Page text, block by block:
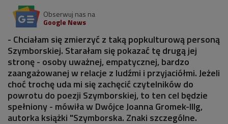
Obserwuj nas na
Google News
- Chciałam się zmierzyć z taką popkulturową personą
Szymborskiej. Starałam się pokazać tę drugą jej
stronę - osoby uważnej, empatycznej, bardzo
zaangażowanej w relacje z ludźmi i przyjaciółmi. Jeżeli
choć trochę uda mi się zachęcić czytelników do
powrotu do poezji Szymborskiej, to ten cel będzie
spełniony - mówiła w Dwójce Joanna Gromek-Illg,
autorka książki "Szymborska. Znaki szczególne.